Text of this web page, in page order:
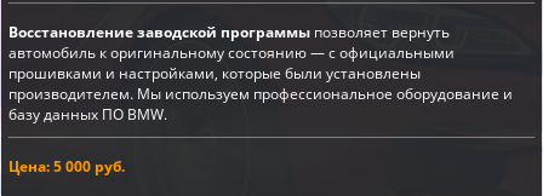
Восстановление заводской программы позволяет вернуть
автомобиль к оригинальному состоянию — с официальными
прошивками и настройками, которые были установлены
производителем. Мы используем профессиональное оборудование и
базу данных ПО BMW.
Цена: 5 000 руб.